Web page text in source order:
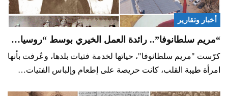
أخبار وتقارير
“مريم سلطانوفا”.. رائدة العمل الخيري بوسط “روسيا…
كرّست "مريم سلطانوفا"، حياتها لخدمة فتيات بلدها، وعُرفت بأنها
امرأة طيبة القلب، كانت حريصة على إطعام وإلباس الفتيات…